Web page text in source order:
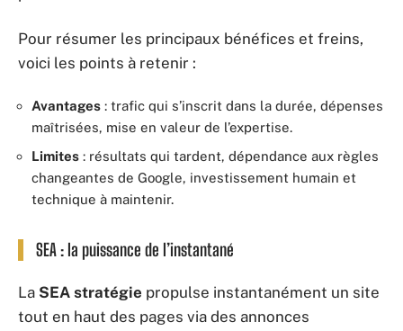
Pour résumer les principaux bénéfices et freins,
voici les points à retenir :
Avantages : trafic qui s’inscrit dans la durée, dépenses
maîtrisées, mise en valeur de l’expertise.
Limites : résultats qui tardent, dépendance aux règles
changeantes de Google, investissement humain et
technique à maintenir.
SEA : la puissance de l’instantané
La SEA stratégie propulse instantanément un site
tout en haut des pages via des annonces